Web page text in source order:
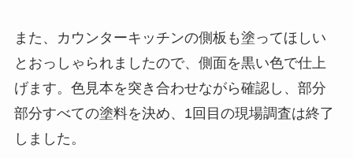
また、カウンターキッチンの側板も塗ってほしい
とおっしゃられましたので、側面を黒い色で仕上
げます。色見本を突き合わせながら確認し、部分
部分すべての塗料を決め、1回目の現場調査は終了
しました。